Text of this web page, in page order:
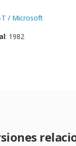
T / Microsoft
: 1982